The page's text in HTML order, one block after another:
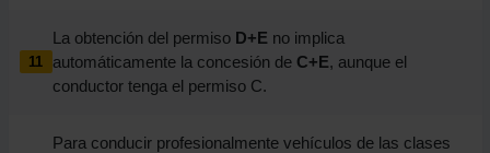
11
La obtención del permiso D+E no implica
automáticamente la concesión de C+E, aunque el
conductor tenga el permiso C.
Para conducir profesionalmente vehículos de las clases